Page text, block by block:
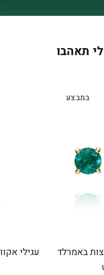
תאהבו
במבצע
באמרלד
עגילי